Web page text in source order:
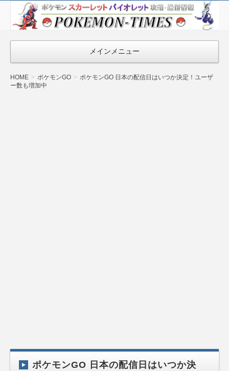
ポケモン最新
情報まとめ
『POKEMON-
TIMES』
メインメニュー
HOME ポケモンGO
ポケモンGO 日本の配信日はいつか決定！ユーザ
ー数も増加中
ポケモンGO 日本の配信日はいつか決